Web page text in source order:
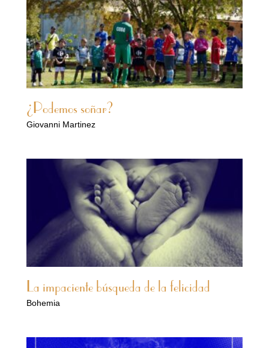
¿Podemos soñar?
Giovanni Martinez
La impaciente búsqueda de la felicidad
Bohemia